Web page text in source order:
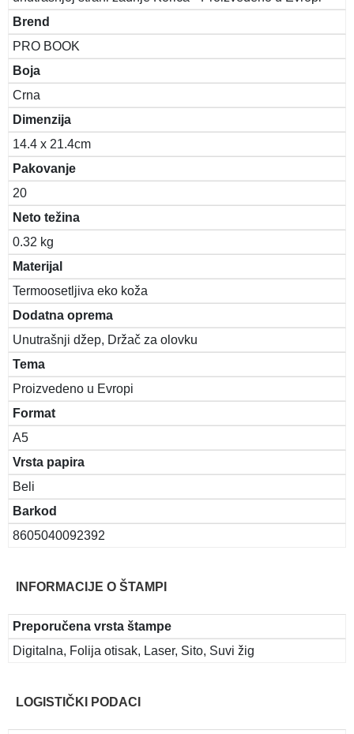
Brend
PRO BOOK
Boja
Crna
Dimenzija
14.4 x 21.4cm
Pakovanje
20
Neto težina
0.32 kg
Materijal
Termoosetljiva eko koža
Dodatna oprema
Unutrašnji džep, Držač za olovku
Tema
Proizvedeno u Evropi
Format
A5
Vrsta papira
Beli
Barkod
8605040092392
INFORMACIJE O ŠTAMPI
Preporučena vrsta štampe
Digitalna, Folija otisak, Laser, Sito, Suvi žig
LOGISTIČKI PODACI